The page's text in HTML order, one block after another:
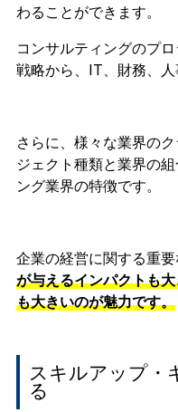
わることができます。
コンサルティングのプ
戦略から、IT、財務、人
さらに、様々な業界の
ジェクト種類と業界の
ング業界の特徴です。
企業の経営に関する重要
が与えるインパクトも
も大きいのが魅力です。
スキルアップ・
る